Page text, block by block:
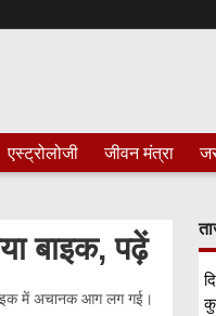
एस्ट्रोलोजी जीवन मंत्रा
बाइक, पढ़ें
में अचानक आग लग गई।